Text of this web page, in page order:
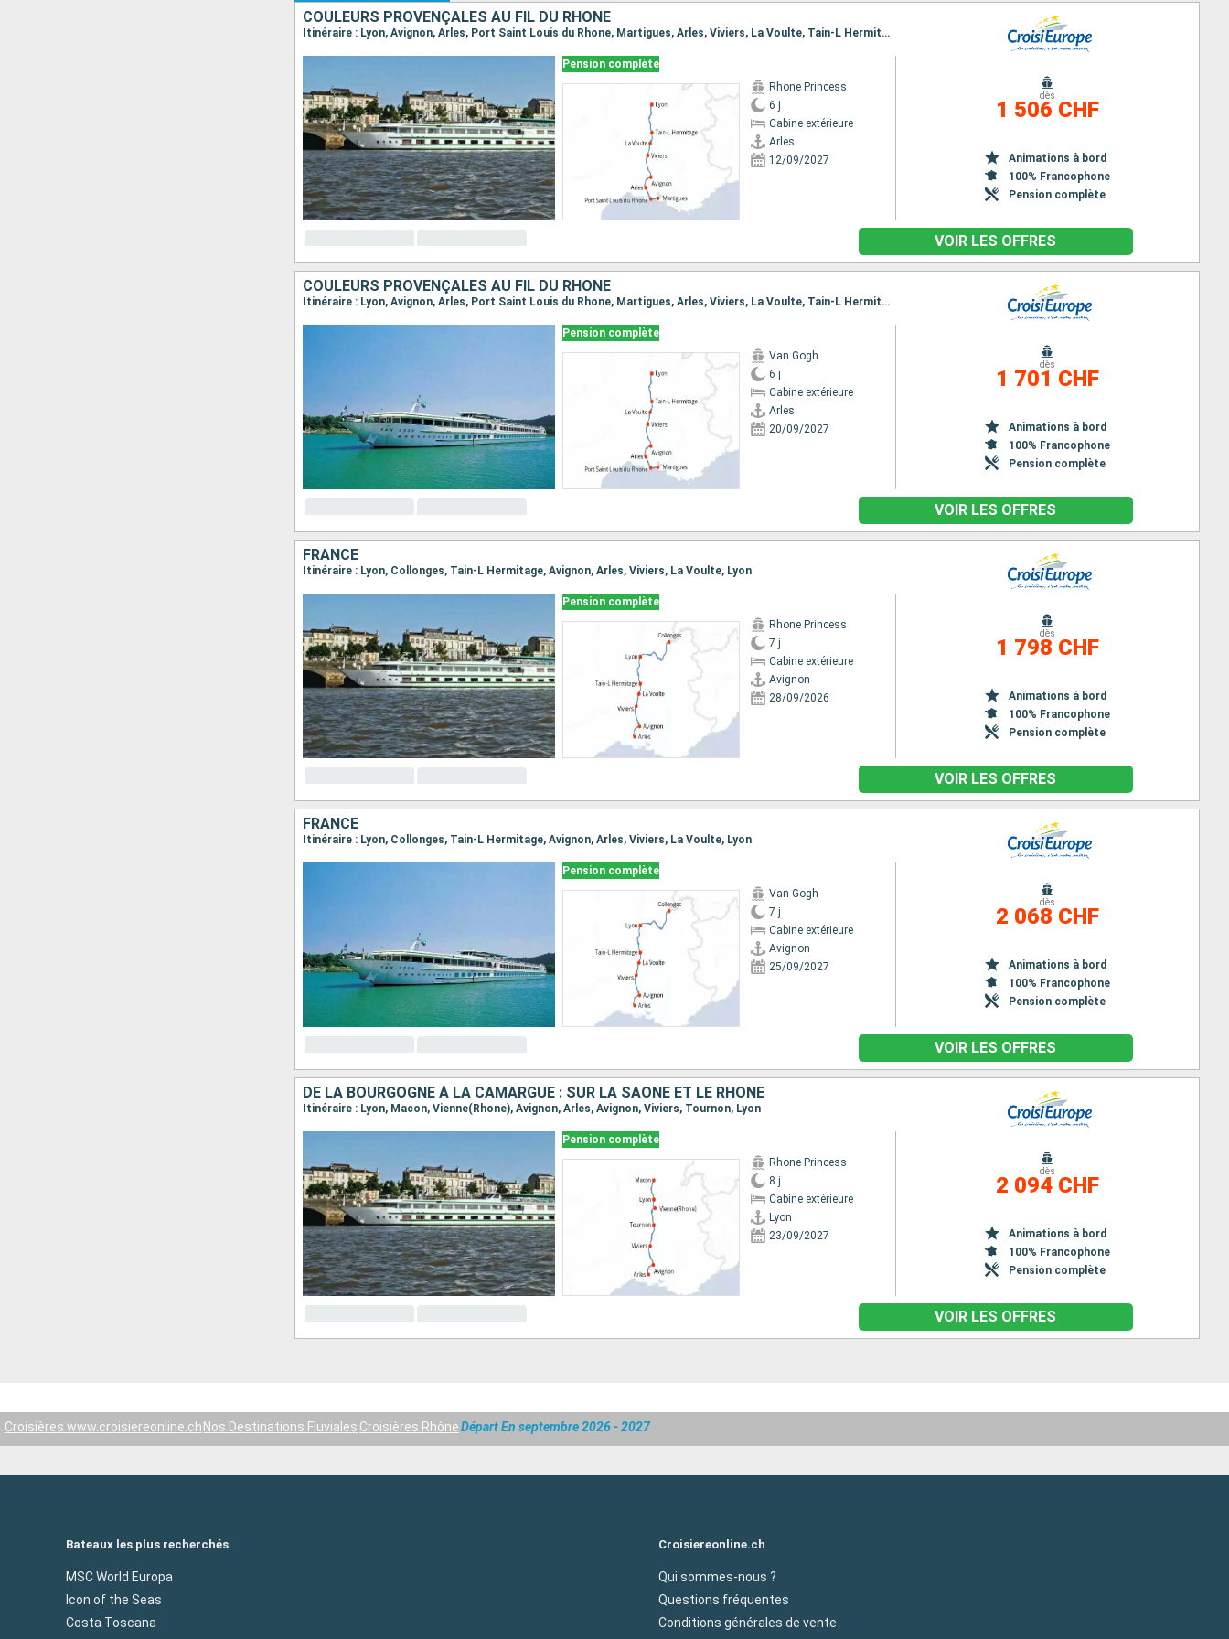
COULEURS PROVENÇALES AU FIL DU RHÔNE
Itinéraire : Lyon, Avignon, Arles, Port Saint Louis du Rhone, Martigues, Arles, Viviers, La Voulte, Tain-L Hermitage, Lyon
Pension complète
Rhone Princess
6 j
Cabine extérieure
Arles
12/09/2027
dès
1 506 CHF
Animations à bord
100% Francophone
Pension complète
VOIR LES OFFRES
COULEURS PROVENÇALES AU FIL DU RHÔNE
Itinéraire : Lyon, Avignon, Arles, Port Saint Louis du Rhone, Martigues, Arles, Viviers, La Voulte, Tain-L Hermitage, Lyon
Pension complète
Van Gogh
6 j
Cabine extérieure
Arles
20/09/2027
dès
1 701 CHF
Animations à bord
100% Francophone
Pension complète
VOIR LES OFFRES
FRANCE
Itinéraire : Lyon, Collonges, Tain-L Hermitage, Avignon, Arles, Viviers, La Voulte, Lyon
Pension complète
Rhone Princess
7 j
Cabine extérieure
Avignon
28/09/2026
dès
1 798 CHF
Animations à bord
100% Francophone
Pension complète
VOIR LES OFFRES
FRANCE
Itinéraire : Lyon, Collonges, Tain-L Hermitage, Avignon, Arles, Viviers, La Voulte, Lyon
Pension complète
Van Gogh
7 j
Cabine extérieure
Avignon
25/09/2027
dès
2 068 CHF
Animations à bord
100% Francophone
Pension complète
VOIR LES OFFRES
DE LA BOURGOGNE À LA CAMARGUE : SUR LA SAÔNE ET LE RHÔNE
Itinéraire : Lyon, Macon, Vienne(Rhone), Avignon, Arles, Avignon, Viviers, Tournon, Lyon
Pension complète
Rhone Princess
8 j
Cabine extérieure
Lyon
23/09/2027
dès
2 094 CHF
Animations à bord
100% Francophone
Pension complète
VOIR LES OFFRES
Croisières www.croisiereonline.ch Nos Destinations Fluviales Croisières RhôneDépart En septembre 2026 - 2027
Bateaux les plus recherchés
MSC World Europa
Icon of the Seas
Costa Toscana
Croisiereonline.ch
Qui sommes-nous ?
Questions fréquentes
Conditions générales de vente